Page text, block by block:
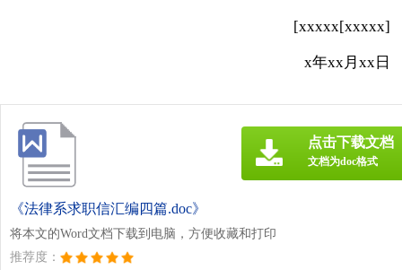
[xxxxx[xxxxx]
x年xx月xx日
《法律系求职信汇编四篇.doc》
将本文的Word文档下载到电脑，方便收藏和打印
推荐度：
点击下载文档
文档为doc格式